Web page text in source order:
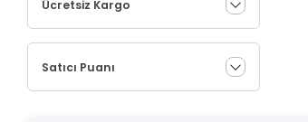
Ücretsiz Kargo
Satıcı Puanı